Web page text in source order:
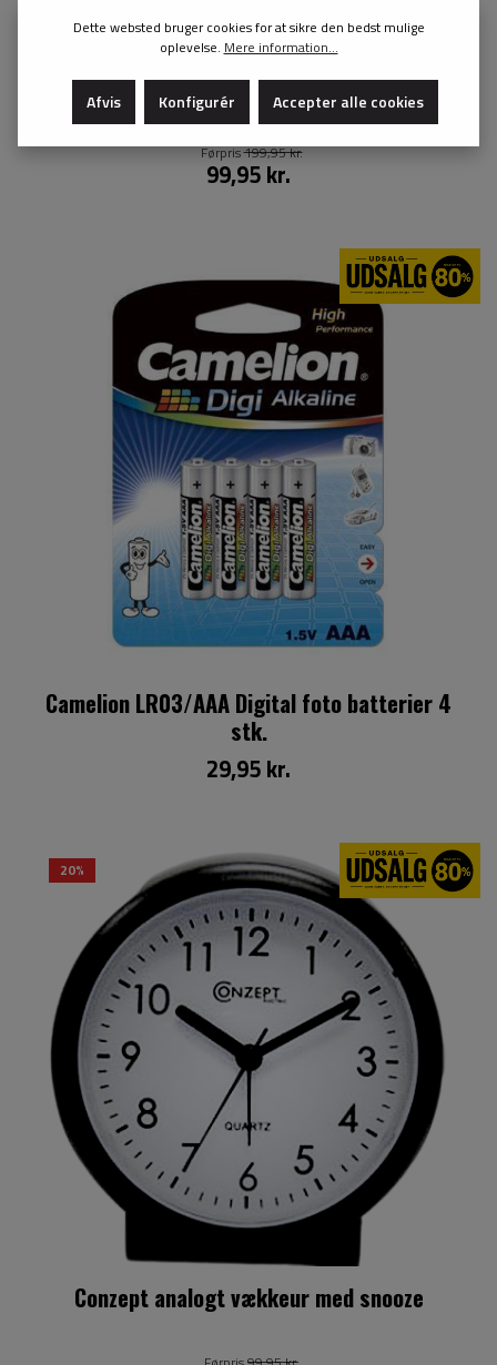
Bordur radiostyret 14,3x8,2x5,5cm
99,95 kr.
Førpris199,95 kr.
Camelion LR03/AAA Digital foto batterier 4
stk.
29,95 kr.
20%
Conzept analogt vækkeur med snooze
Dette websted bruger cookies for at sikre den bedst mulige
oplevelse. Mere information...
Afvis Konfigurér Accepter alle cookies